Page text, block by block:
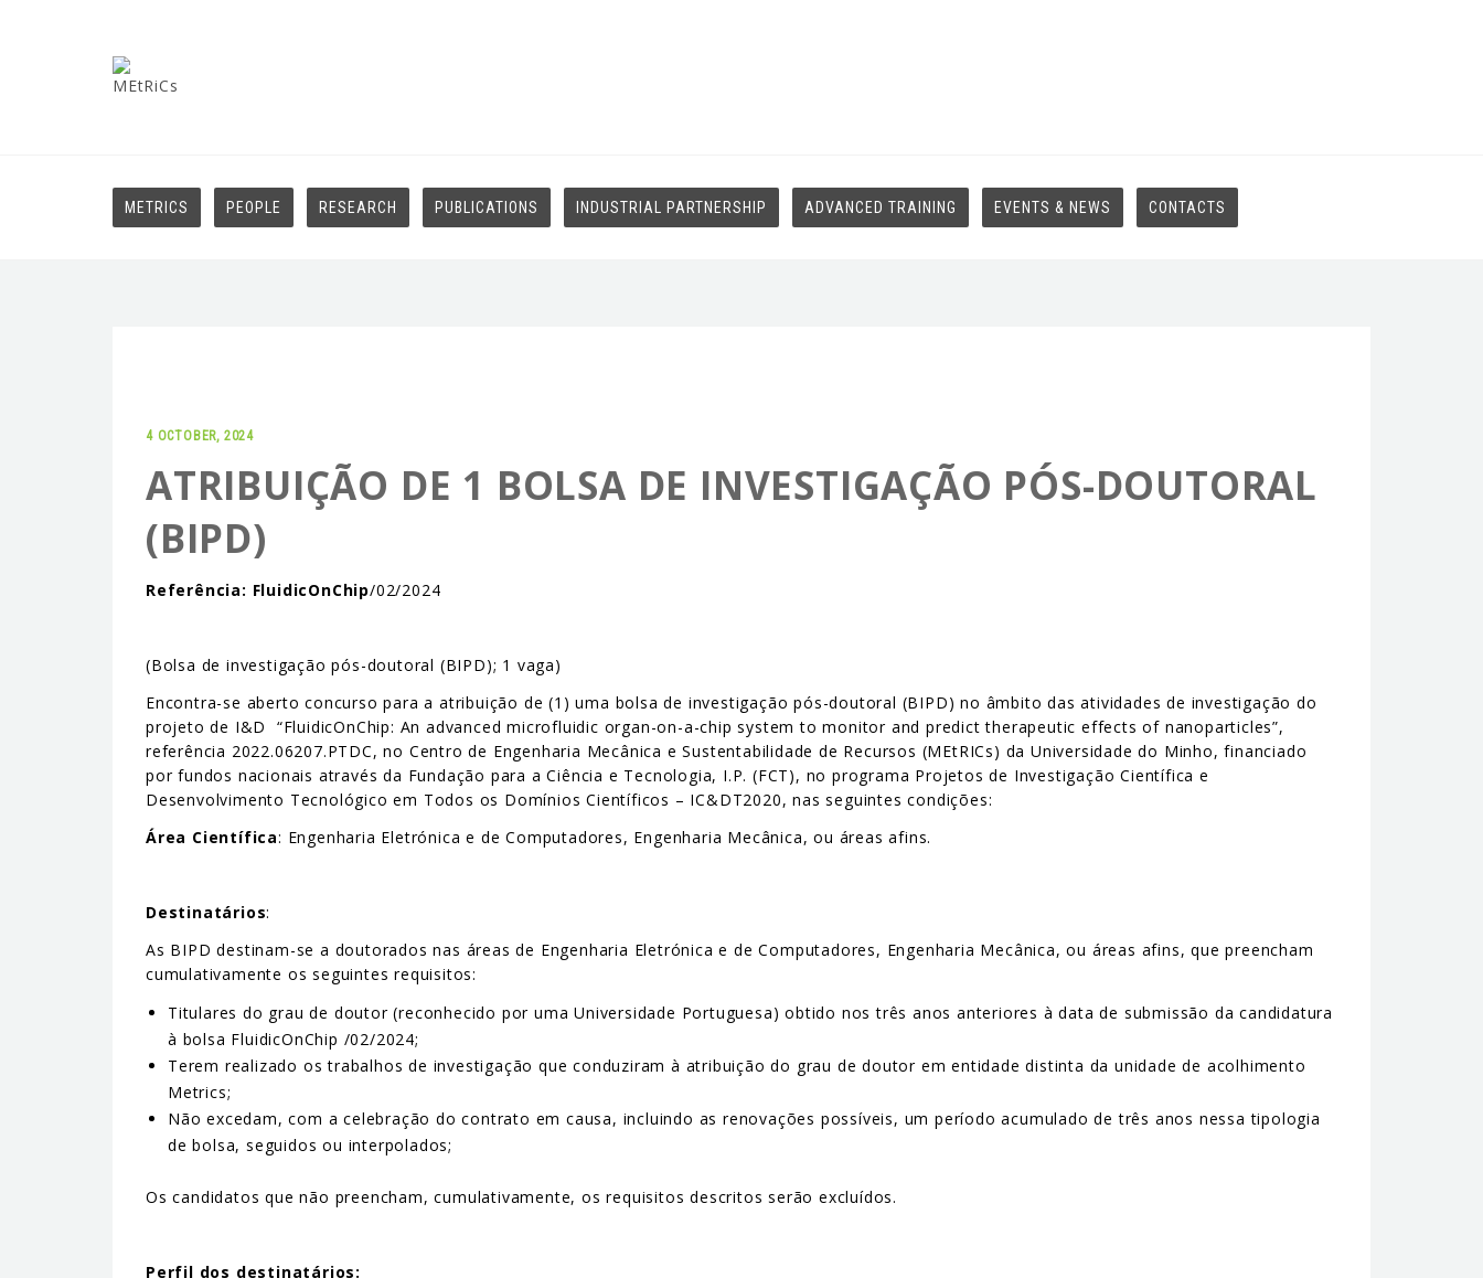
METRICS PEOPLE RESEARCH PUBLICATIONS INDUSTRIAL PARTNERSHIP ADVANCED TRAINING EVENTS & NEWS CONTACTS
4 OCTOBER, 2024
ATRIBUIÇÃO DE 1 BOLSA DE INVESTIGAÇÃO PÓS-DOUTORAL
(BIPD)
Referência: FluidicOnChip/02/2024
(Bolsa de investigação pós-doutoral (BIPD); 1 vaga)
Encontra-se aberto concurso para a atribuição de (1) uma bolsa de investigação pós-doutoral (BIPD) no âmbito das atividades de investigação do
projeto de I&D “FluidicOnChip: An advanced microfluidic organ-on-a-chip system to monitor and predict therapeutic effects of nanoparticles”,
referência 2022.06207.PTDC, no Centro de Engenharia Mecânica e Sustentabilidade de Recursos (MEtRICs) da Universidade do Minho, financiado
por fundos nacionais através da Fundação para a Ciência e Tecnologia, I.P. (FCT), no programa Projetos de Investigação Científica e
Desenvolvimento Tecnológico em Todos os Domínios Científicos – IC&DT2020, nas seguintes condições:
Área Científica: Engenharia Eletrónica e de Computadores, Engenharia Mecânica, ou áreas afins.
Destinatários:
As BIPD destinam-se a doutorados nas áreas de Engenharia Eletrónica e de Computadores, Engenharia Mecânica, ou áreas afins, que preencham
cumulativamente os seguintes requisitos:
Titulares do grau de doutor (reconhecido por uma Universidade Portuguesa) obtido nos três anos anteriores à data de submissão da candidatura
à bolsa FluidicOnChip /02/2024;
Terem realizado os trabalhos de investigação que conduziram à atribuição do grau de doutor em entidade distinta da unidade de acolhimento
Metrics;
Não excedam, com a celebração do contrato em causa, incluindo as renovações possíveis, um período acumulado de três anos nessa tipologia
de bolsa, seguidos ou interpolados;
Os candidatos que não preencham, cumulativamente, os requisitos descritos serão excluídos.
Perfil dos destinatários: